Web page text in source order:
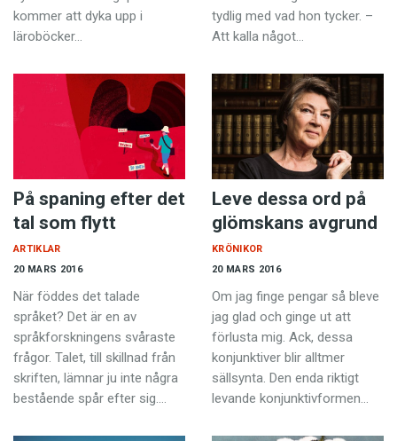
kommer att dyka upp i
läroböcker…
tydlig med vad hon tycker. –
Att kalla något…
På spaning efter det
tal som flytt
20 MARS 2016
ARTIKLAR
När föddes det talade
språket? Det är en av
språkforskningens svåraste
frågor. Talet, till skillnad från
skriften, lämnar ju inte några
bestående spår efter sig.…
Leve dessa ord på
glömskans avgrund
20 MARS 2016
KRÖNIKOR
Om jag finge pengar så bleve
jag glad och ginge ut att
förlusta mig. Ack, dessa
konjunktiver blir alltmer
sällsynta. Den enda riktigt
levande konjunktivformen…